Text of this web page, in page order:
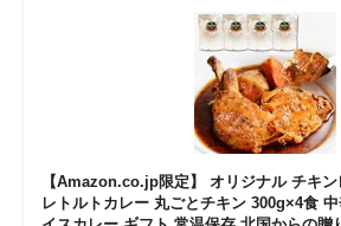
【Amazon.co.jp限定】 オリジナル チキ
レトルトカレー 丸ごとチキン 300g×4食